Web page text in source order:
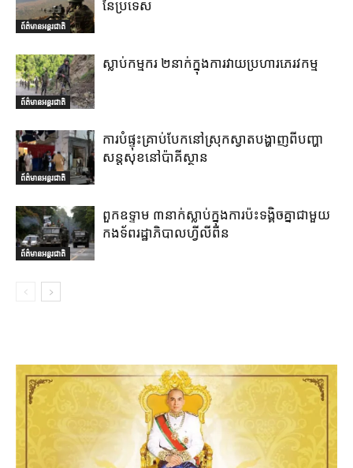
ព័ត៌មានអន្តរជាតិ
នៃប្រទេស
ព័ត៌មានអន្តរជាតិ
ស្លាប់កម្មករ ២នាក់ក្នុងការវាយប្រហារភេរវកម្ម
ព័ត៌មានអន្តរជាតិ
ការបំផ្ទុះគ្រាប់បែកនៅស្រុកស្វាតបង្ហាញពីបញ្ហា
សន្តសុខនៅប៉ាគីស្ថាន
ព័ត៌មានអន្តរជាតិ
ពួកឧទ្ទាម ៣នាក់ស្លាប់ក្នុងការប៉ះទង្គិចគ្នាជាមួយ
កងទ័ពរដ្ឋាភិបាលហ្វីលីពីន